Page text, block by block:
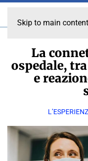
Skip to main content
La
ospedale,
e